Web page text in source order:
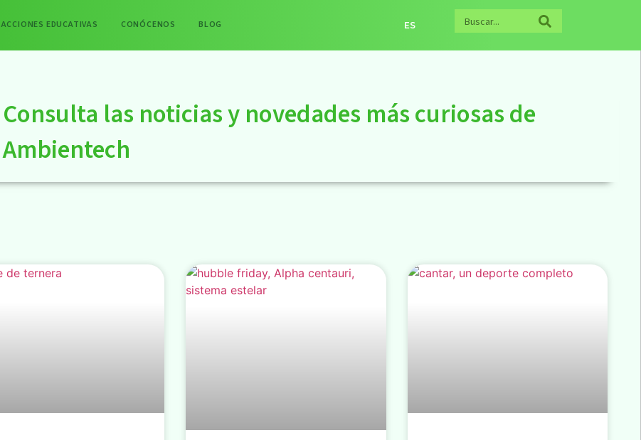
ACCIONES EDUCATIVAS CONÓCENOS BLOG ES
Consulta las noticias y novedades más curiosas de
Ambientech